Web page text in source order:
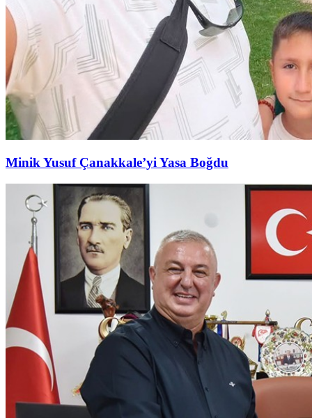
Minik Yusuf Çanakkale’yi Yasa Boğdu